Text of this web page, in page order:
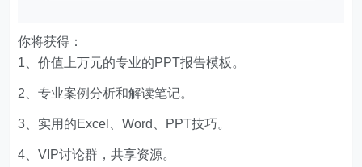
你将获得：
1、价值上万元的专业的PPT报告模板。
2、专业案例分析和解读笔记。
3、实用的Excel、Word、PPT技巧。
4、VIP讨论群，共享资源。